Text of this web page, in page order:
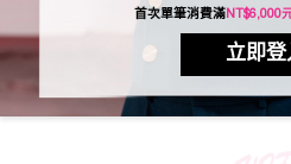
首次單筆消費滿NT$6,000
立即登